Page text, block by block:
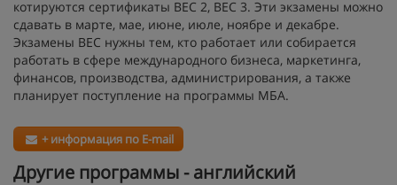
котируются сертификаты BEC 2, BEC 3. Эти экзамены можно
сдавать в марте, мае, июне, июле, ноябре и декабре.
Экзамены BEC нужны тем, кто работает или собирается
работать в сфере международного бизнеса, маркетинга,
финансов, производства, администрирования, а также
планирует поступление на программы МБА.
+ информация по E-mail
Другие программы - английский